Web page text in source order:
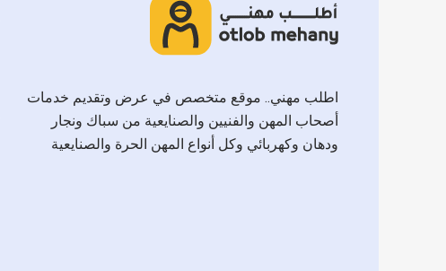
اطلب مهني.. موقع متخصص في عرض وتقديم خدمات
أصحاب المهن والفنيين والصنايعية من سباك ونجار
ودهان وكهربائي وكل أنواع المهن الحرة والصنايعية